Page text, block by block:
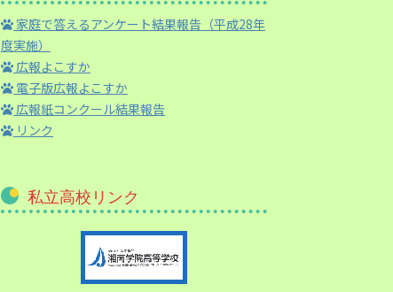
家庭で答えるアンケート結果報告（平成28年
度実施）
広報よこすか
電子版広報よこすか
広報紙コンクール結果報告
リンク
私立高校リンク